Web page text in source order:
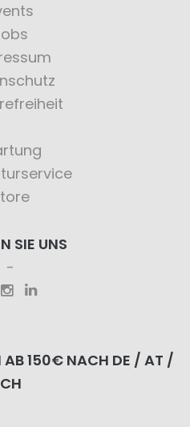
SIE UNS
AB 150€ NACH DE / AT /
CH